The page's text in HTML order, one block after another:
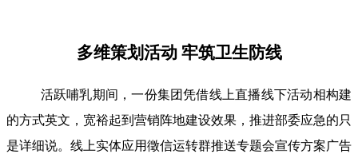
多维策划活动 牢筑卫生防线
活跃哺乳期间，一份集团凭借线上直播线下活动相构建
的方式英文，宽裕起到营销阵地建设效果，推进部委应急的只
是详细说。线上实体应用徵信运转群推送专题会宣传方案广告